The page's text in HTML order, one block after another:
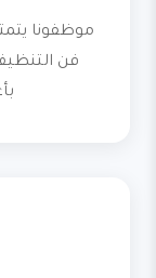
موظفونا
فن